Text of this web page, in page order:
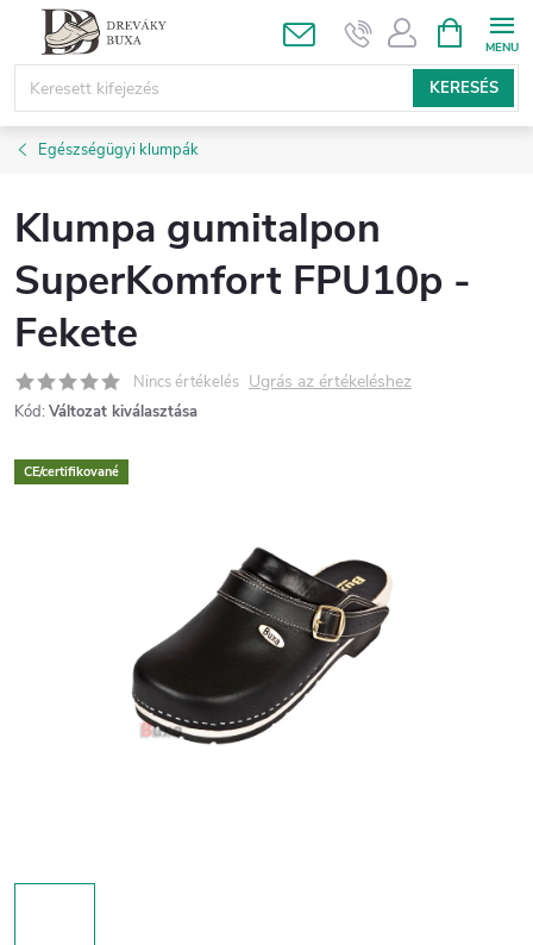
Ugrás
KERESÉS
KOSÁR
Egészségügyi klumpák
Klumpa gumitalpon
SuperKomfort FPU10p -
Fekete
Nincs értékelés Ugrás az értékeléshez
Kód: Változat kiválasztása
CE/certifikované